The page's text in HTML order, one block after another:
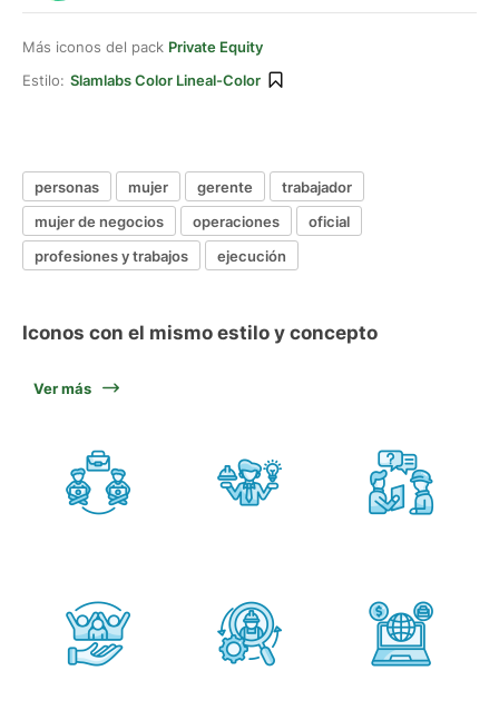
Más iconos del pack Private Equity
Estilo: Slamlabs Color Lineal-Color
personas mujer gerente
trabajador
mujer de negocios
operaciones
oficial
profesiones y trabajos
ejecución
Iconos con el mismo estilo y concepto
Ver más